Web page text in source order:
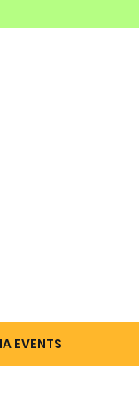
EVENTS